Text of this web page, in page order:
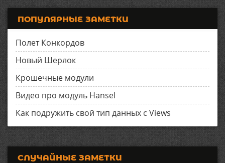
ПОПУЛЯРНЫЕ ЗАМЕТКИ
Полет Конкордов
Новый Шерлок
Крошечные модули
Видео про модуль Hansel
Как подружить свой тип данных с Views
СЛУЧАЙНЫЕ ЗАМЕТКИ